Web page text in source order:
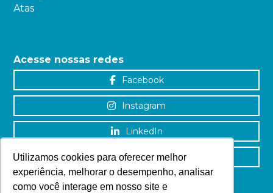
Utilizamos cookies para oferecer melhor
experiência, melhorar o desempenho, analisar
como você interage em nosso site e
Atas
Acesse nossas redes
Facebook
Instagram
LinkedIn
YouTube